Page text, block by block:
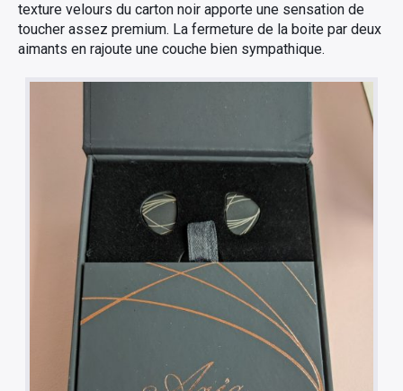
texture velours du carton noir apporte une sensation de
toucher assez premium. La fermeture de la boite par deux
aimants en rajoute une couche bien sympathique.